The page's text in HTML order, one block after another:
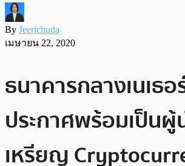
By Jeerichuda
เมษายน 22, 2020
ธนาคารกลางเนเธ
ประกาศพร้อมเป็นผู้
เหรียญ